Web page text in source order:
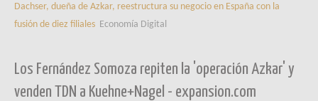
Dachser, dueña de Azkar, reestructura su negocio en España con la
fusión de diez filiales Economía Digital
Los Fernández Somoza repiten la 'operación Azkar' y
venden TDN a Kuehne+Nagel - expansion.com